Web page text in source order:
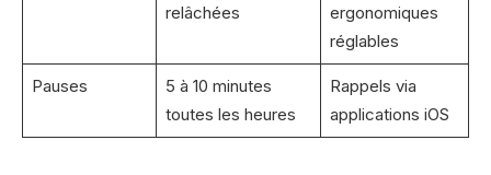
relâchées
ergonomiques
réglables
Pauses
5 à 10 minutes
toutes les heures
Rappels via
applications iOS